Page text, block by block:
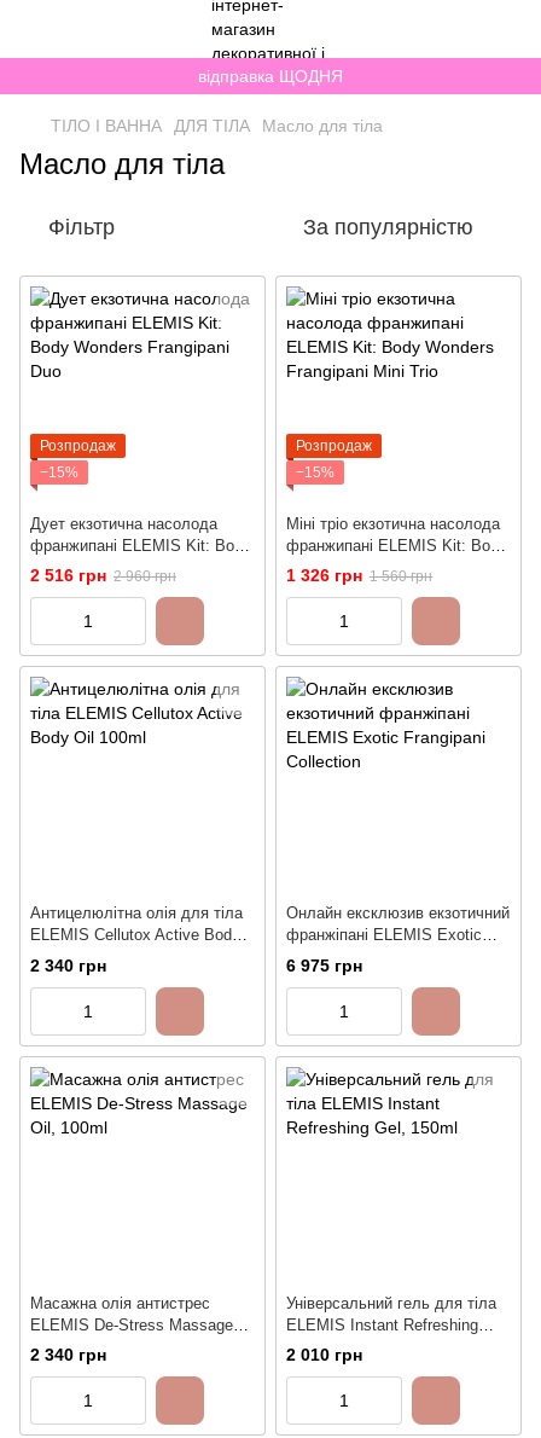
відправка ЩОДНЯ
ТІЛО І ВАННА ДЛЯ ТІЛА Масло для тіла
Масло для тіла
Фільтр За популярністю
Розпродаж
−15%
Дует екзотична насолода
франжипані ELEMIS Kit: Body
Wonders Frangipani Duo
2 516 грн 2 960 грн
Розпродаж
−15%
Міні тріо екзотична насолода
франжипані ELEMIS Kit: Body
Wonders Frangipani Mini Trio
1 326 грн 1 560 грн
Антицелюлітна олія для тіла
ELEMIS Cellutox Active Body
Oil 100ml
2 340 грн
Онлайн ексклюзив екзотичний
франжіпані ELEMIS Exotic
Frangipani Collection
6 975 грн
Масажна олія антистрес
ELEMIS De-Stress Massage
Oil, 100ml
2 340 грн
Універсальний гель для тіла
ELEMIS Instant Refreshing
Gel, 150ml
2 010 грн